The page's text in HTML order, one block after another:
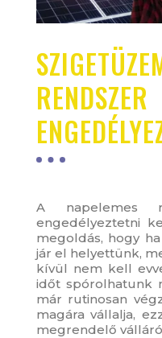
RENDSZER
A napelemes
engedélyeztetni
megoldás, hogy
jár el helyettünk,
kívül nem kell
időt spórolhatunk
már rutinosan
magára vállalja,
megrendelő